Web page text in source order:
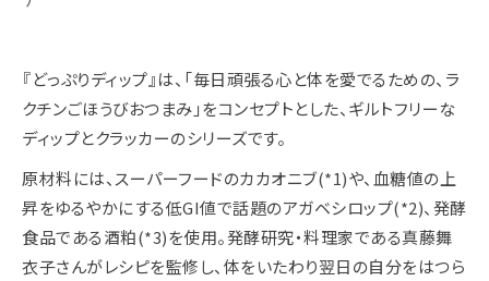
『どっぷりディップ』は、「毎日頑張る心と体を愛でるための、ラ
クチンごほうびおつまみ」をコンセプトとした、ギルトフリーな
ディップとクラッカーのシリーズです。
原材料には、スーパーフードのカカオニブ(*1)や、血糖値の上
昇をゆるやかにする低GI値で話題のアガベシロップ(*2)、発酵
食品である酒粕(*3)を使用。発酵研究・料理家である真藤舞
衣子さんがレシピを監修し、体をいたわり翌日の自分をはつら